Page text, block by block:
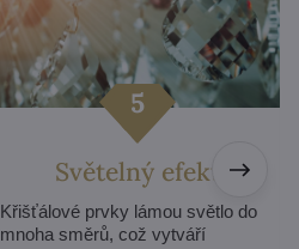
Světelný efekt
Křišťálové prvky lámou světlo do
mnoha směrů, což vytváří